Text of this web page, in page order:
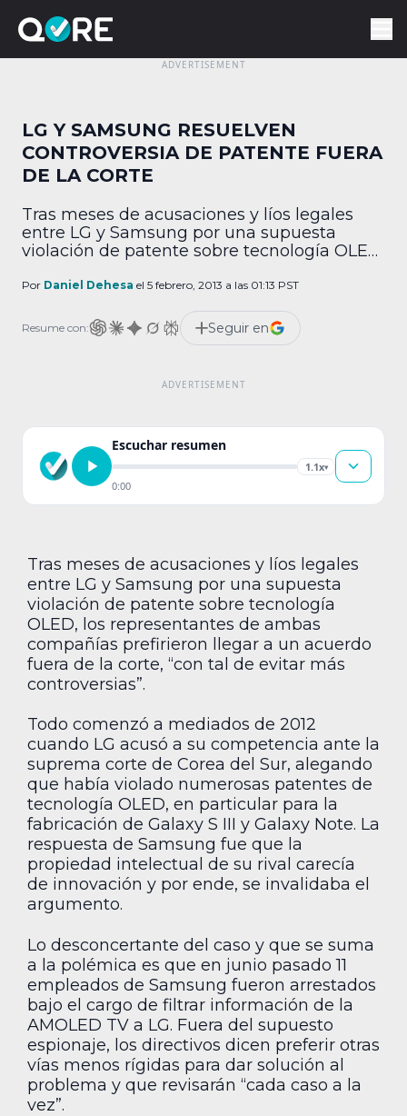
LG Y SAMSUNG RESUELVEN
CONTROVERSIA DE PATENTE FUERA
DE LA CORTE
Tras meses de acusaciones y líos legales
entre LG y Samsung por una supuesta
violación de patente sobre tecnología OLED,
prefirieron llegar a un acuerdo fuera de la
Todo comenzó a mediados de 2012 cuando
LG acusó a su competencia ante la
Por Daniel Dehesa el 5 febrero, 2013 a las 01:13 PST
Resume con: Seguir en
Escuchar resumen
1.1x▾
0:00
Tras meses de acusaciones y líos legales
entre LG y Samsung por una supuesta
violación de patente sobre tecnología
OLED, los representantes de ambas
compañías prefirieron llegar a un acuerdo
fuera de la corte, “con tal de evitar más
controversias”.
Todo comenzó a mediados de 2012
cuando LG acusó a su competencia ante la
suprema corte de Corea del Sur, alegando
que había violado numerosas patentes de
tecnología OLED, en particular para la
fabricación de Galaxy S III y Galaxy Note. La
respuesta de Samsung fue que la
propiedad intelectual de su rival carecía
de innovación y por ende, se invalidaba el
argumento.
Lo desconcertante del caso y que se suma
a la polémica es que en junio pasado 11
empleados de Samsung fueron arrestados
bajo el cargo de filtrar información de la
AMOLED TV a LG. Fuera del supuesto
espionaje, los directivos dicen preferir otras
vías menos rígidas para dar solución al
problema y que revisarán “cada caso a la
vez”.